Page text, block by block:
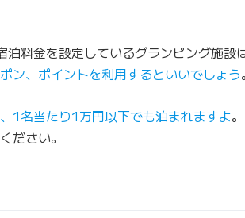
料金を設定しているグランピング施設
ン、ポイントを利用するといいでしょう。
1名当たり1万円以下でも泊まれますよ
ださい。